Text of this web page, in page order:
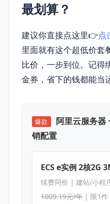
最划算？
建议你直接点这里👉点
里面就有这个超低价套
比价，一步到位。记得
金券，省下的钱都能当
爆款
阿里云服务器
销配置
ECS e实例 2核2G
续费同价 | 建站/小程
1009.19元/年| 限1件